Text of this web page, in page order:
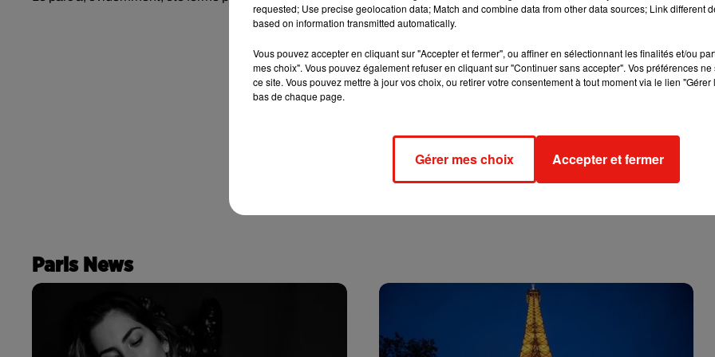
Paris News
requested; Use precise geolocation data; Match and combine data from other data sources; Link different
based on information transmitted automatically.
Vous pouvez accepter en cliquant sur "Accepter et fermer", ou affiner en sélectionnant les finalités et/ou
mes choix". Vous pouvez également refuser en cliquant sur "Continuer sans accepter". Vos préférences
ce site. Vous pouvez mettre à jour vos choix, ou retirer votre consentement à tout moment via le lien
bas de chaque page.
Gérer mes choix Accepter et fermer